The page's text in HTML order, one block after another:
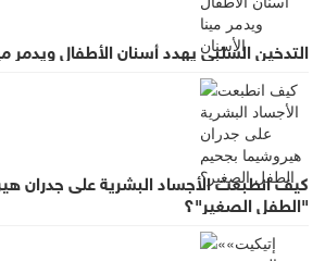
التدخين السلبي يهدد أسنان الأطفال ويدمر
كيف انطبعت الأجساد البشرية على جدران
"الطفل الصغير"؟